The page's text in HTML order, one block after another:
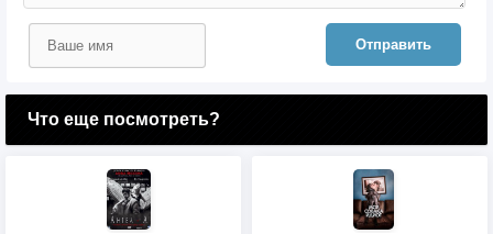
Отправить
Что еще посмотреть?